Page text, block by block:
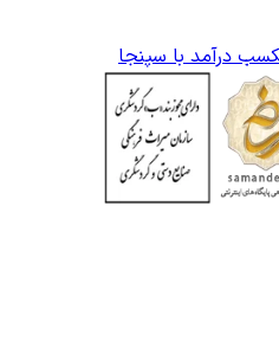
درآمد با سپنجا